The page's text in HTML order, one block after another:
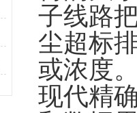
子线路
尘超标
或浓度
现代精